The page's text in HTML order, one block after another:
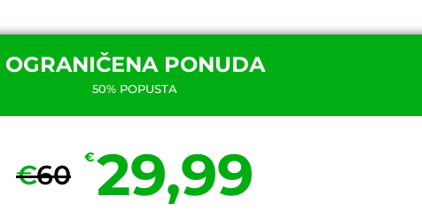
OGRANIČENA PONUDA
50% POPUSTA
€60
€29,99